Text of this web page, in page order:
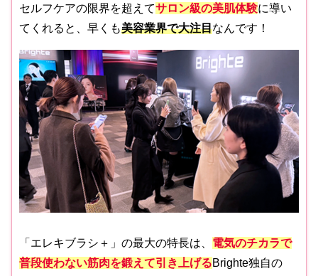
セルフケアの限界を超えてサロン級の美肌体験に導い
てくれると、早くも美容業界で大注目なんです！
「エレキブラシ＋」の最大の特長は、 電気のチカラで
普段使わない筋肉を鍛えて引き上げるBrighte独自の